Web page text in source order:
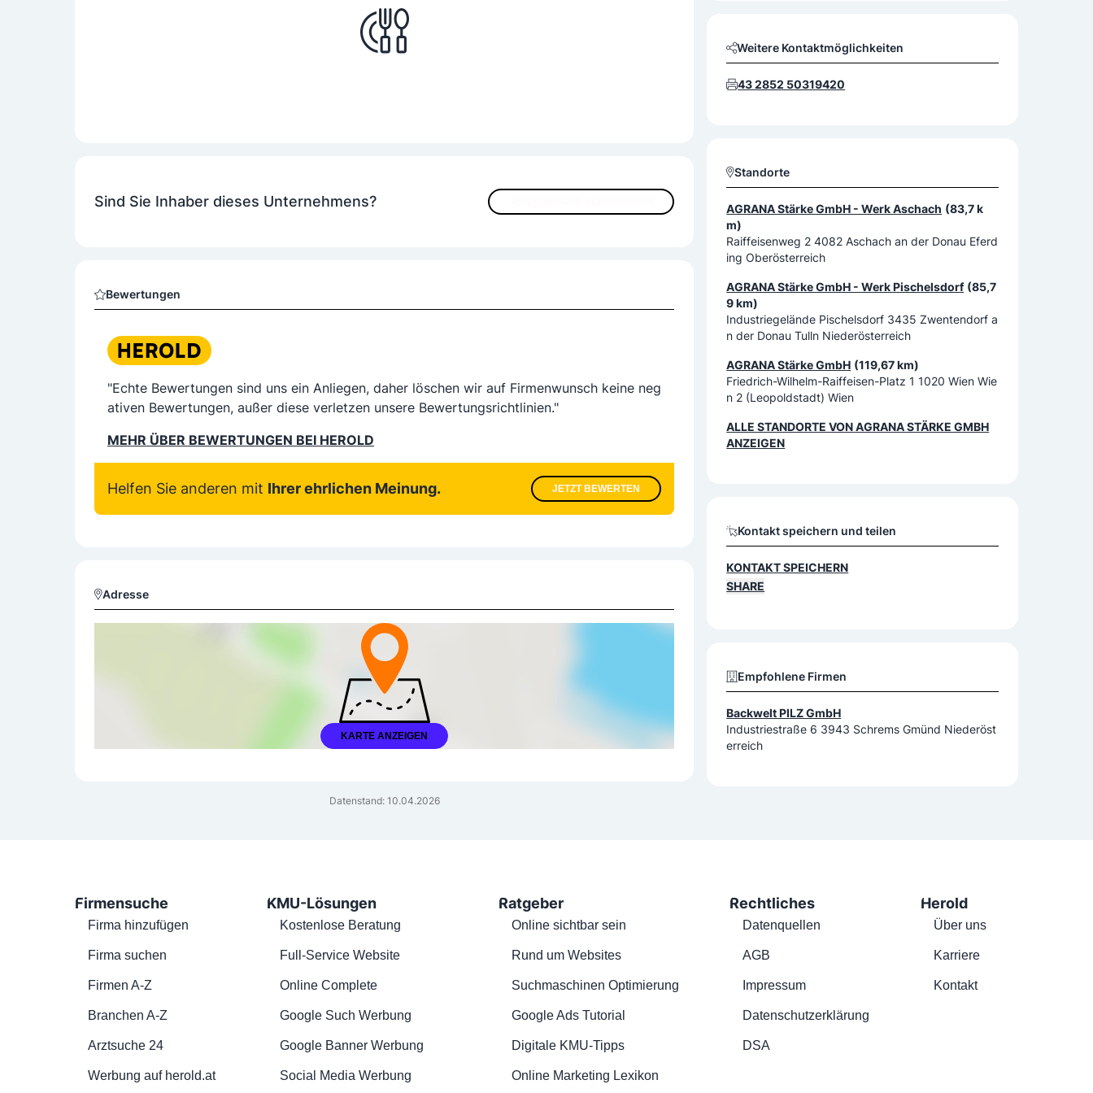
Sind Sie Inhaber dieses Unternehmens?
Bewertungen
"Echte Bewertungen sind uns ein Anliegen, daher löschen wir auf Firmenwunsch keine neg
ativen Bewertungen, außer diese verletzen unsere Bewertungsrichtlinien."
MEHR ÜBER BEWERTUNGEN BEI HEROLD
Helfen Sie anderen mit Ihrer ehrlichen Meinung. JETZT BEWERTEN
Adresse
KARTE ANZEIGEN
Datenstand: 10.04.2026
Weitere Kontaktmöglichkeiten
43 2852 50319420
Standorte
AGRANA Stärke GmbH - Werk Aschach (83,7 k
m)
Raiffeisenweg 2 4082 Aschach an der Donau Eferd
ing Oberösterreich
AGRANA Stärke GmbH - Werk Pischelsdorf (85,7
9 km)
Industriegelände Pischelsdorf 3435 Zwentendorf a
n der Donau Tulln Niederösterreich
AGRANA Stärke GmbH (119,67 km)
Friedrich-Wilhelm-Raiffeisen-Platz 1 1020 Wien Wie
n 2 (Leopoldstadt) Wien
ALLE STANDORTE VONAGRANA STÄRKE GMBH
ANZEIGEN
Kontakt speichern und teilen
KONTAKT SPEICHERN
SHARE
Empfohlene Firmen
Backwelt PILZ GmbH
Industriestraße 6 3943 Schrems Gmünd Niederöst
erreich
Firmensuche
Firma hinzufügen
Firma suchen
Firmen A-Z
Branchen A-Z
Arztsuche 24
Werbung auf herold.at
KMU-Lösungen
Kostenlose Beratung
Full-Service Website
Online Complete
Google Such Werbung
Google Banner Werbung
Social Media Werbung
Ratgeber
Online sichtbar sein
Rund um Websites
Suchmaschinen Optimierung
Google Ads Tutorial
Digitale KMU-Tipps
Online Marketing Lexikon
Rechtliches
Datenquellen
AGB
Impressum
Datenschutzerklärung
DSA
Herold
Über uns
Karriere
Kontakt